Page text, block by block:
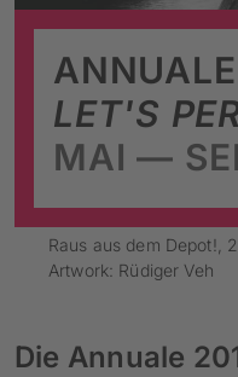
LET'S
MAI —
Raus aus dem Depot!,
Artwork: Rüdiger Veh
Die Annuale